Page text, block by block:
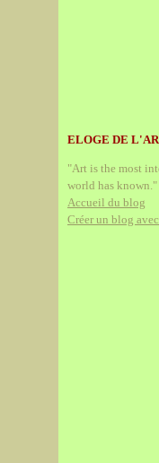
ELOGE DE
"Art is the most
world has known."
Accueil du blog
Créer un blog